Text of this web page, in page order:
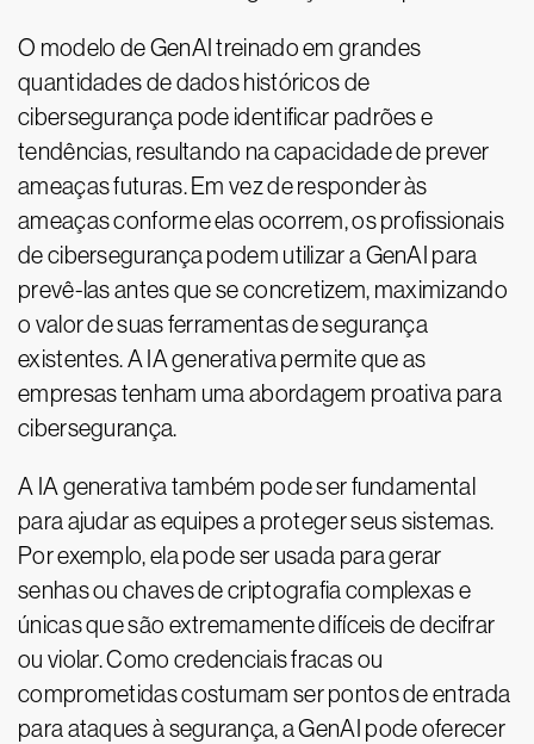
O modelo de GenAI treinado em grandes
quantidades de dados históricos de
cibersegurança pode identificar padrões e
tendências, resultando na capacidade de prever
ameaças futuras. Em vez de responder às
ameaças conforme elas ocorrem, os profissionais
de cibersegurança podem utilizar a GenAI para
prevê-las antes que se concretizem, maximizando
o valor de suas ferramentas de segurança
existentes. A IA generativa permite que as
empresas tenham uma abordagem proativa para
cibersegurança.
A IA generativa também pode ser fundamental
para ajudar as equipes a proteger seus sistemas.
Por exemplo, ela pode ser usada para gerar
senhas ou chaves de criptografia complexas e
únicas que são extremamente difíceis de decifrar
ou violar. Como credenciais fracas ou
comprometidas costumam ser pontos de entrada
para ataques à segurança, a GenAI pode oferecer